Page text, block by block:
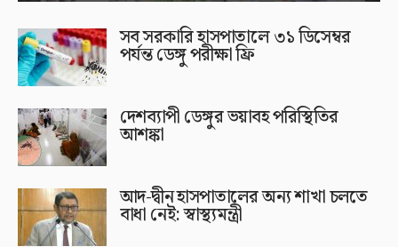
সব সরকারি হাসপাতালে ৩১ ডিসেম্বর
পর্যন্ত ডেঙ্গু পরীক্ষা ফ্রি
দেশব্যাপী ডেঙ্গুর ভয়াবহ পরিস্থিতির
আশঙ্কা
আদ-দ্বীন হাসপাতালের অন্য শাখা চলতে
বাধা নেই: স্বাস্থ্যমন্ত্রী